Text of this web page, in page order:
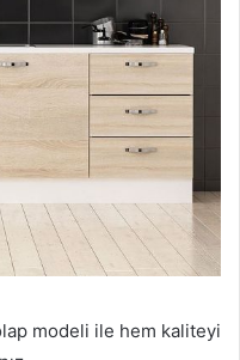
modeli ile hem kaliteyi